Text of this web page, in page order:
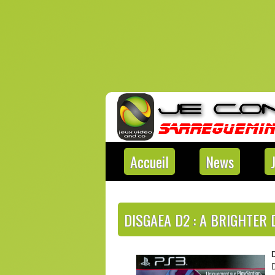
Accueil News
DISGAEA D2 : A BRIGHTER